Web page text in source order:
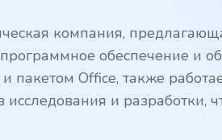
компания,
обеспечение и
Office, также
и разработки,